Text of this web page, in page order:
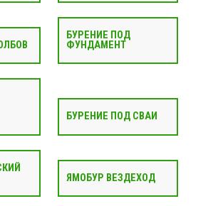
БУРЕНИЕ ПОД
ФУНДАМЕНТ
БУРЕНИЕ ПОД СВАИ
ЯМОБУР ВЕЗДЕХОД